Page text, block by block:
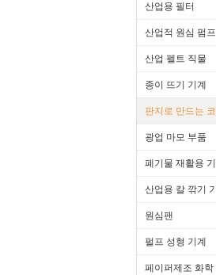
산업용 필터
산업적 원심 펌프
산업 펠트 직물
종이 뜨기 기계
판지로 만드는
광업 마모 부품
폐기물 재활용 기
산업용 칼 깎기
원심팬
펄프 성형 기계
페이퍼제조 화학